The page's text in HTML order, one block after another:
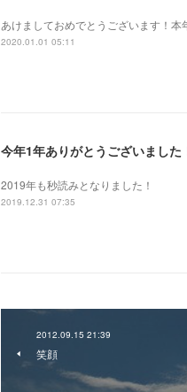
あけましておめでとうございます！本
2020.01.01 05:11
今年1年ありがとうございました
2019年も秒読みとなりました！
2019.12.31 07:35
2012.09.15 21:39
笑顔